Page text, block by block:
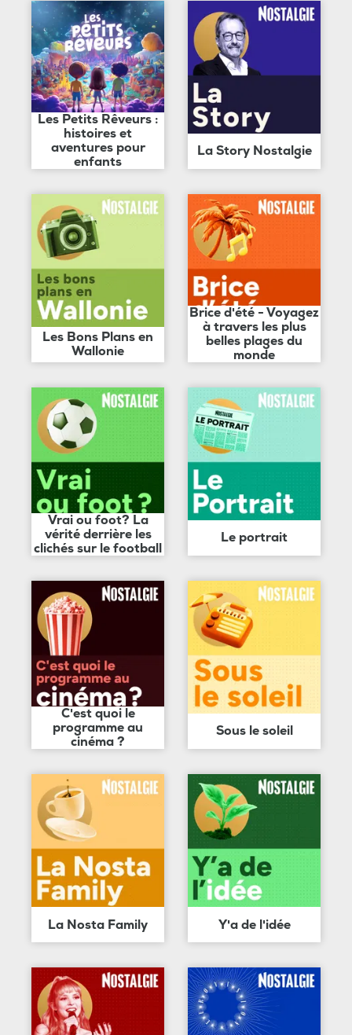
Les Petits Rêveurs :
histoires et
aventures pour
enfants
La Story Nostalgie
Les Bons Plans en
Wallonie
Brice d'été - Voyagez
à travers les plus
belles plages du
monde
Vrai ou foot? La
vérité derrière les
clichés sur le football
Le portrait
C'est quoi le
programme au
cinéma ?
Sous le soleil
La Nosta Family Y'a de l'idée